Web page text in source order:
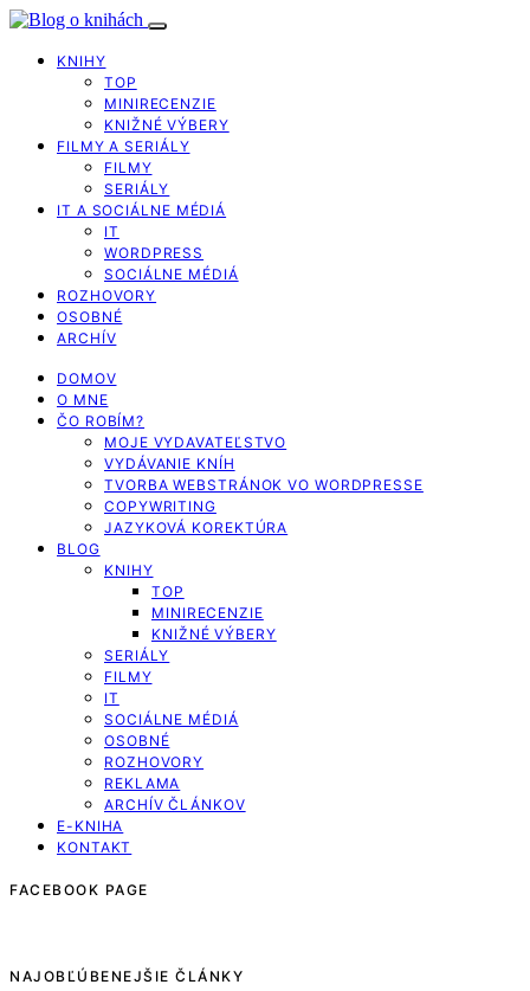
KNIHY
TOP
MINIRECENZIE
KNIŽNÉ VÝBERY
FILMY A SERIÁLY
FILMY
SERIÁLY
IT A SOCIÁLNE MÉDIÁ
IT
WORDPRESS
SOCIÁLNE MÉDIÁ
ROZHOVORY
OSOBNÉ
ARCHÍV
DOMOV
O MNE
ČO ROBÍM?
MOJE VYDAVATEĽSTVO
VYDÁVANIE KNÍH
TVORBA WEBSTRÁNOK VO WORDPRESSE
COPYWRITING
JAZYKOVÁ KOREKTÚRA
BLOG
KNIHY
TOP
MINIRECENZIE
KNIŽNÉ VÝBERY
SERIÁLY
FILMY
IT
SOCIÁLNE MÉDIÁ
OSOBNÉ
ROZHOVORY
REKLAMA
ARCHÍV ČLÁNKOV
E-KNIHA
KONTAKT
FACEBOOK PAGE
NAJOBĽÚBENEJŠIE ČLÁNKY